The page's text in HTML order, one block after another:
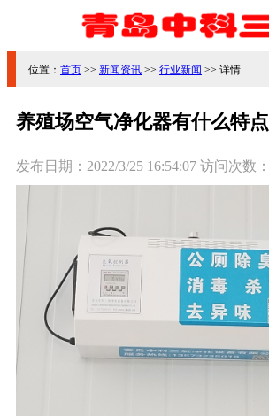
位置： 首页 >> 新闻资讯 >> 行业新闻 >> 详情
养殖场空气净化器有什么特点
发布日期： 2022/3/25 16:54:07 访问次数：